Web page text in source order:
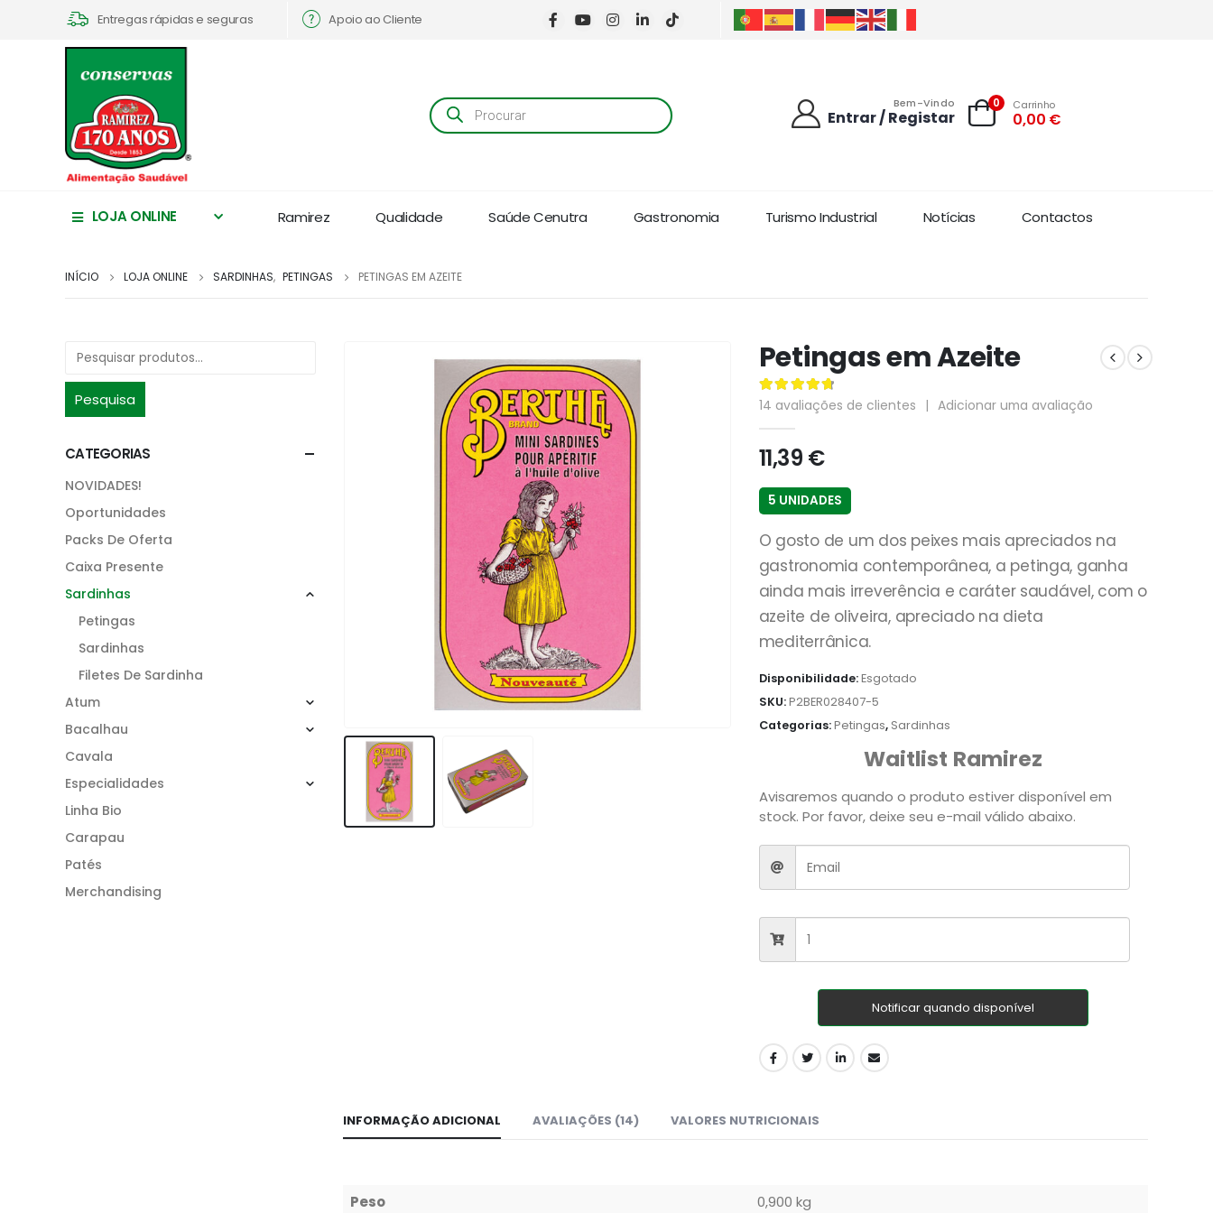
Entregas rápidas e seguras Apoio ao Cliente
Products
search
Bem-Vindo
Entrar / Registar
0 Carrinho
0,00 €
LOJA ONLINE Ramirez Qualidade Saúde Cenutra Gastronomia Turismo Industrial Notícias Contactos
INÍCIO LOJA ONLINE SARDINHAS, PETINGAS PETINGAS EM AZEITE
Petingas em Azeite
4.79de 5
14 avaliações de clientes | Adicionar uma avaliação
11,39 €
5 UNIDADES
O gosto de um dos peixes mais apreciados na
gastronomia contemporânea, a petinga, ganha
ainda mais irreverência e caráter saudável, com o
azeite de oliveira, apreciado na dieta
mediterrânica.
Disponibilidade:Esgotado
SKU:P2BER028407-5
Categorias:Petingas, Sardinhas
Waitlist Ramirez
Avisaremos quando o produto estiver disponível em
stock. Por favor, deixe seu e-mail válido abaixo.
Notificar quando disponível
INFORMAÇÃO ADICIONAL AVALIAÇÕES (14) VALORES NUTRICIONAIS
Peso
0,900 kg
Pesquisa
CATEGORIAS
NOVIDADES!
Oportunidades
Packs De Oferta
Caixa Presente
Sardinhas
Petingas
Sardinhas
Filetes De Sardinha
Atum
Bacalhau
Cavala
Especialidades
Linha Bio
Carapau
Patés
Merchandising